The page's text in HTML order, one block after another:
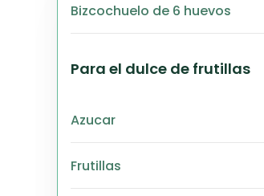
Bizcochuelo de 6 huevos
Para el dulce de frutillas
Azucar
Frutillas